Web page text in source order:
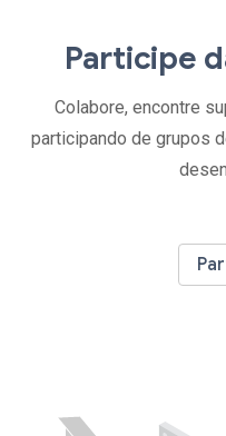
Participe
Colabore, encontre
participando de grupos